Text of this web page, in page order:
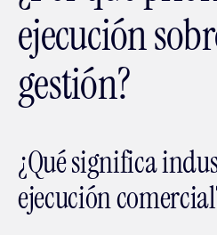
ejecución
gestión?
¿Qué significa
ejecución